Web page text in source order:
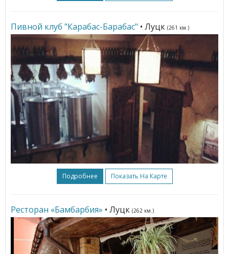
Пивной клуб "Карабас-Барабас" • Луцк (261 км.)
Подробнее Показать На Карте
Ресторан «Бамбарбия» • Луцк (262 км.)